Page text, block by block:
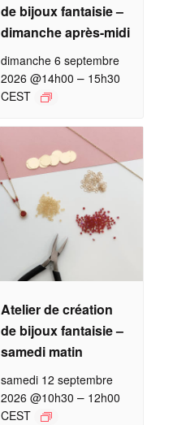
de bijoux fantaisie –
dimanche après-midi
dimanche 6 septembre
2026 @14h00 – 15h30
CEST
Atelier de création
de bijoux fantaisie –
samedi matin
samedi 12 septembre
2026 @10h30 – 12h00
CEST